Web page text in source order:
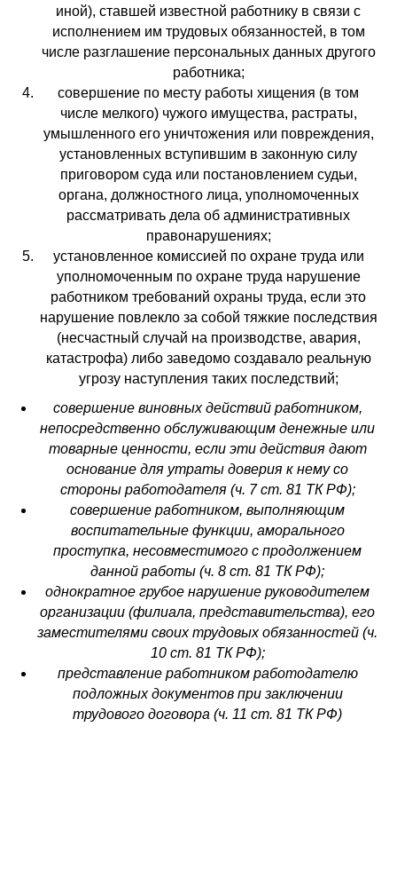
иной), ставшей известной работнику в связи с
исполнением им трудовых обязанностей, в том
числе разглашение персональных данных другого
работника;
совершение по месту работы хищения (в том
числе мелкого) чужого имущества, растраты,
умышленного его уничтожения или повреждения,
установленных вступившим в законную силу
приговором суда или постановлением судьи,
органа, должностного лица, уполномоченных
рассматривать дела об административных
правонарушениях;
установленное комиссией по охране труда или
уполномоченным по охране труда нарушение
работником требований охраны труда, если это
нарушение повлекло за собой тяжкие последствия
(несчастный случай на производстве, авария,
катастрофа) либо заведомо создавало реальную
угрозу наступления таких последствий;
совершение виновных действий работником,
непосредственно обслуживающим денежные или
товарные ценности, если эти действия дают
основание для утраты доверия к нему со
стороны работодателя (ч. 7 ст. 81 ТК РФ);
совершение работником, выполняющим
воспитательные функции, аморального
проступка, несовместимого с продолжением
данной работы (ч. 8 ст. 81 ТК РФ);
однократное грубое нарушение руководителем
организации (филиала, представительства), его
заместителями своих трудовых обязанностей (ч.
10 ст. 81 ТК РФ);
представление работником работодателю
подложных документов при заключении
трудового договора (ч. 11 ст. 81 ТК РФ)